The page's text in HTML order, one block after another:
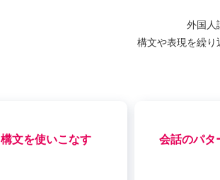
外国人
構文や表現を繰り
構文を使いこなす 会話のパタ